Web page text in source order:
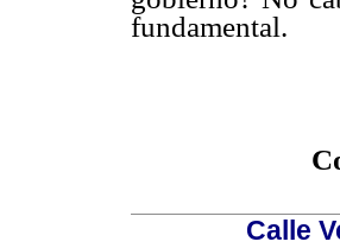
fundamental.
Calle